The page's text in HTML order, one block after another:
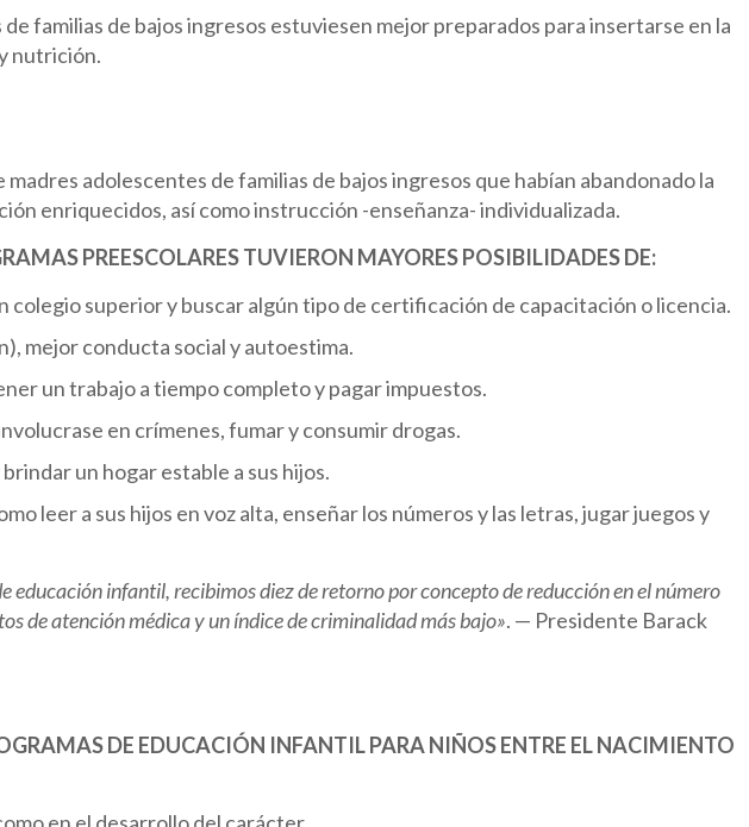
familias de bajos ingresos estuviesen mejor preparados para insertarse en la
nutrición.
adolescentes de familias de bajos ingresos que habían abandonado la
enriquecidos, así como instrucción -enseñanza- individualizada.
PREESCOLARES TUVIERON MAYORES POSIBILIDADES DE:
colegio superior y buscar algún tipo de certificación de capacitación o licencia.
mejor conducta social y autoestima.
un trabajo a tiempo completo y pagar impuestos.
en crímenes, fumar y consumir drogas.
un hogar estable a sus hijos.
leer a sus hijos en voz alta, enseñar los números y las letras, jugar juegos y
educación infantil, recibimos diez de retorno por concepto de reducción en el número
de atención médica y un índice de criminalidad más bajo». — Presidente Barack
DE EDUCACIÓN INFANTIL PARA NIÑOS ENTRE EL NACIMIENTO